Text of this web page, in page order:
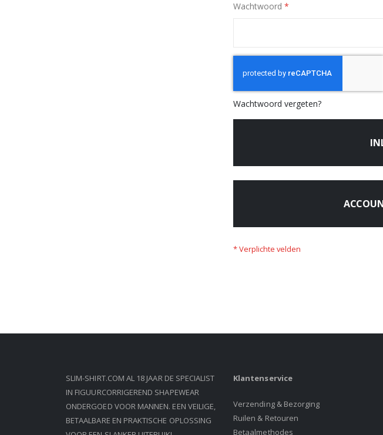
Wachtwoord
Wachtwoord vergeten?
SLIM-SHIRT.COM AL 18 JAAR DE SPECIALIST
IN FIGUURCORRIGEREND SHAPEWEAR
ONDERGOED VOOR MANNEN. EEN VEILIGE,
BETAALBARE EN PRAKTISCHE OPLOSSING
Klantenservice
Verzending & Bezorging
Ruilen & Retouren
Betaalmethodes